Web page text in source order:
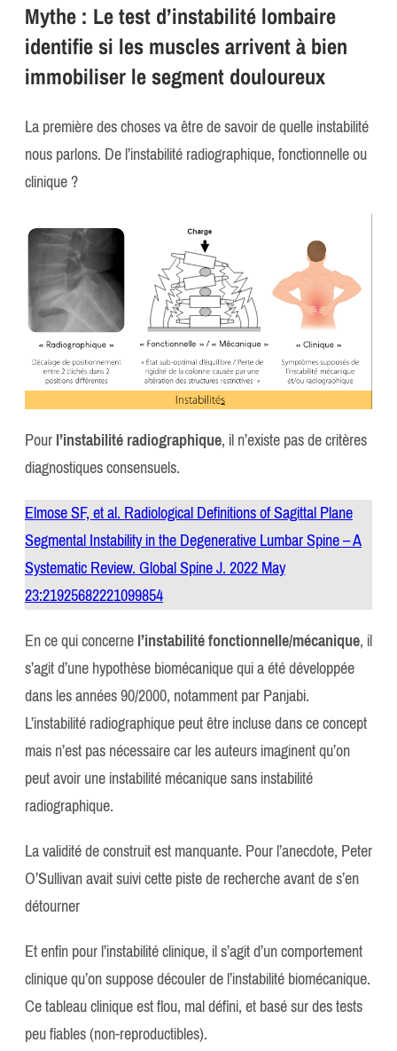
Mythe : Le test d’instabilité lombaire
identifie si les muscles arrivent à bien
immobiliser le segment douloureux
La première des choses va être de savoir de quelle instabilité
nous parlons. De l’instabilité radiographique, fonctionnelle ou
clinique ?
Pourl’instabilité radiographique, il n’existe pas de critères
diagnostiques consensuels.
Elmose SF, et al. Radiological Definitions of Sagittal Plane
Segmental Instability in the Degenerative Lumbar Spine – A
Systematic Review. Global Spine J. 2022 May
23:21925682221099854
En ce qui concernel’instabilité fonctionnelle/mécanique, il
s’agit d’une hypothèse biomécanique qui a été développée
dans les années 90/2000, notamment par Panjabi.
L’instabilité radiographique peut être incluse dans ce concept
mais n’est pas nécessaire car les auteurs imaginent qu’on
peut avoir une instabilité mécanique sans instabilité
radiographique.
La validité de construit est manquante. Pour l’anecdote, Peter
O’Sullivan avait suivi cette piste de recherche avant de s’en
détourner
Et enfin pour l’instabilité clinique, il s’agit d’un comportement
clinique qu’on suppose découler de l’instabilité biomécanique.
Ce tableau clinique est flou, mal défini, et basé sur des tests
peu fiables (non-reproductibles).